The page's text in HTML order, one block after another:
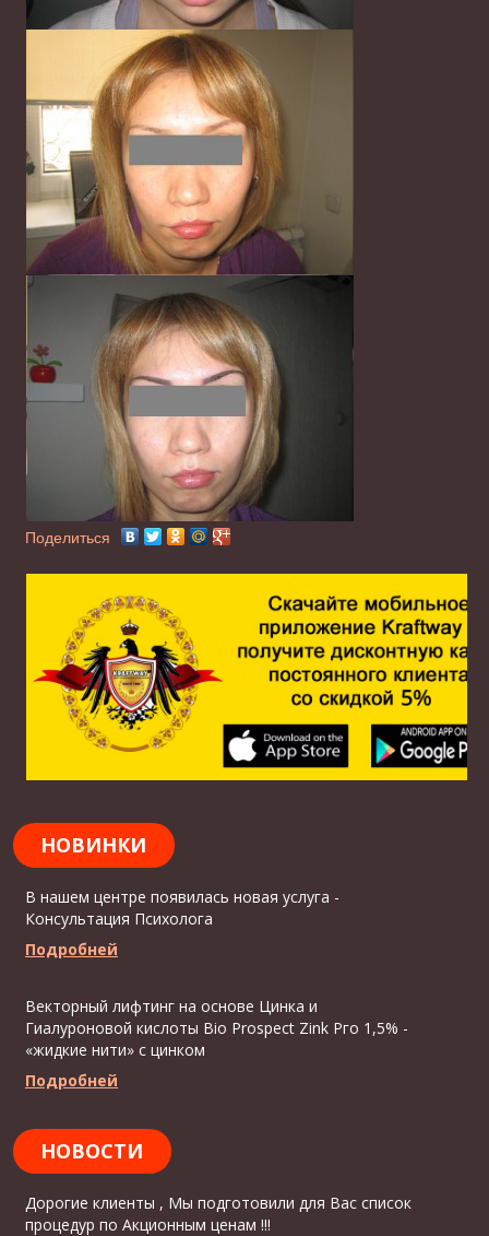
Поделиться
НОВИНКИ
В нашем центре появилась новая услуга -
Консультация Психолога
Подробней
Векторный лифтинг на основе Цинка и
Гиалуроновой кислоты Bio Prospect Zink Рго 1,5% -
«жидкие нити» с цинком
Подробней
НОВОСТИ
Дорогие клиенты , Мы подготовили для Вас список
процедур по Акционным ценам !!!